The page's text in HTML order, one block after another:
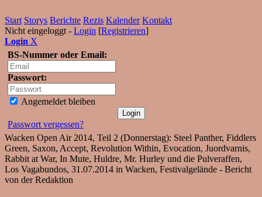
Start Storys Berichte Rezis Kalender Kontakt
Nicht eingeloggt - Login [Registrieren]
Login X
BS-Nummer oder Email:
Passwort:
Angemeldet bleiben
Passwort vergessen?
Wacken Open Air 2014, Teil 2 (Donnerstag): Steel Panther, Fiddlers
Green, Saxon, Accept, Revolution Within, Evocation, Juordvarnis,
Rabbit at War, In Mute, Huldre, Mr. Hurley und die Pulveraffen,
Los Vagabundos, 31.07.2014 in Wacken, Festivalgelände - Bericht
von der Redaktion